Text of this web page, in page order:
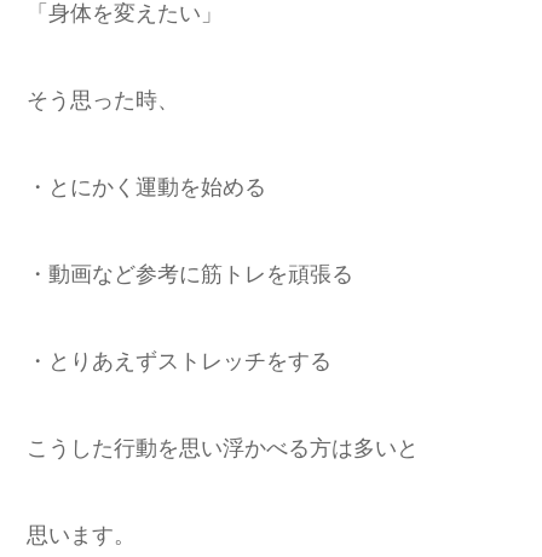
「身体を変えたい」
そう思った時、
・とにかく運動を始める
・動画など参考に筋トレを頑張る
・とりあえずストレッチをする
こうした行動を思い浮かべる方は多いと
思います。